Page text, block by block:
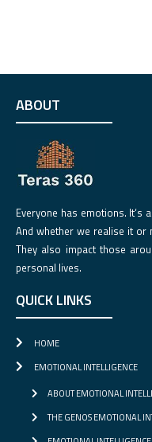
ABOUT
Everyone has emotions. It‘s
And whether we realise it or
They also impact those
personal lives.
QUICK LINKS
HOME
EMOTIONAL INTELLIGENCE
ABOUT EMOTIONAL
THE GENOS EMOTIONAL